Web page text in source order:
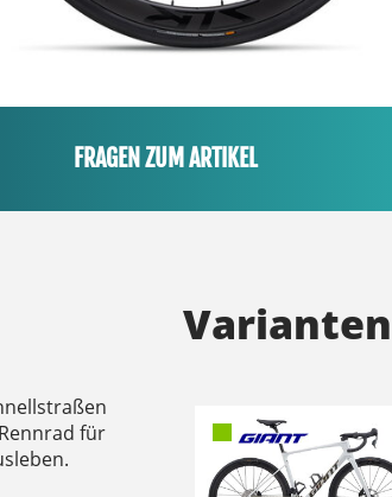
FRAGEN ZUM ARTIKEL
für
Varianten